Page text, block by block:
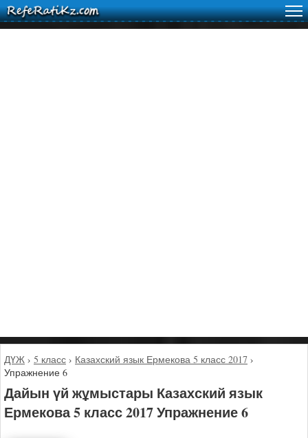
ДҮЖ › 5 класс › Казахский язык Ермекова 5 класс 2017 ›
Упражнение 6
Дайын үй жұмыстары Казахский язык
Ермекова 5 класс 2017 Упражнение 6